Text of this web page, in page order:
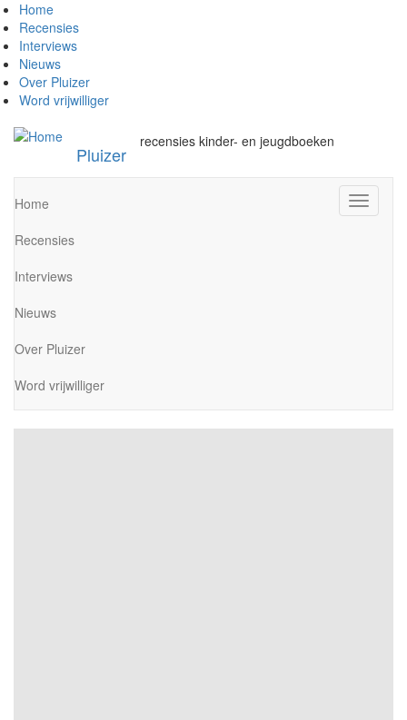
Overslaan
en
naar
de
inhoud
gaan
Home
Recensies
Interviews
Nieuws
Over Pluizer
Word vrijwilliger
Pluizer
recensies kinder- en jeugdboeken
wisselen
Home
Recensies
Interviews
Nieuws
Over Pluizer
Word vrijwilliger